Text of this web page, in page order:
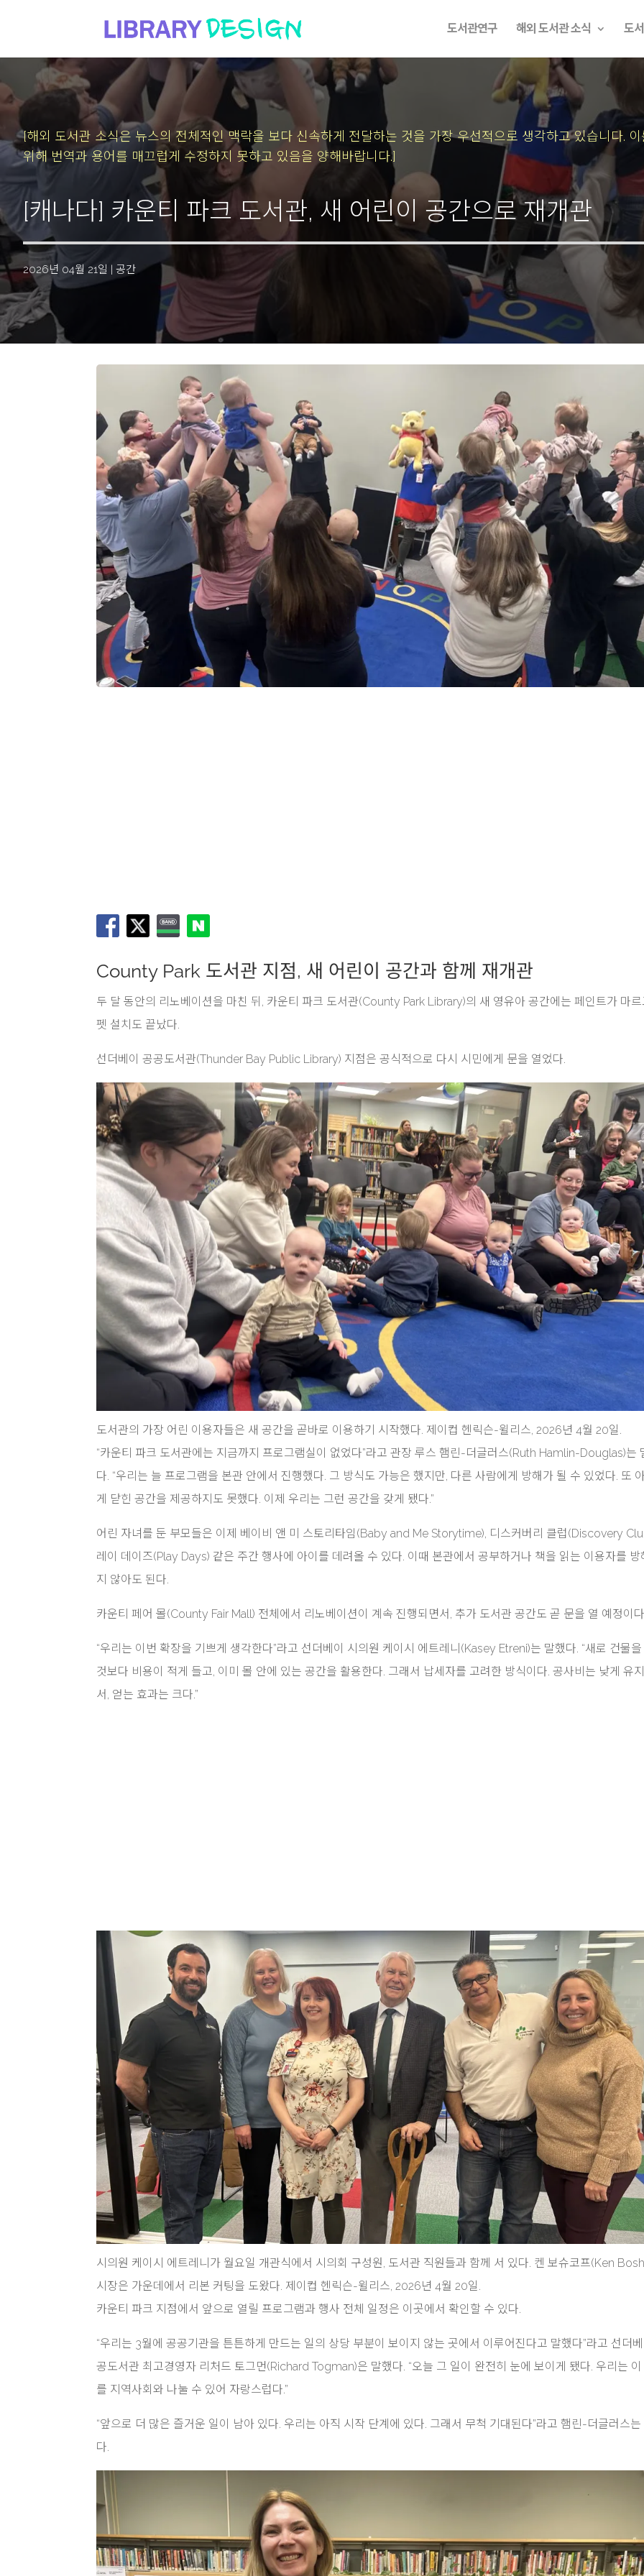
도서관연구 해외 도서관 소식 도
[해외 도서관 소식은 뉴스의 전체적인 맥락을 보다 신속하게 전달하는 것을 가장 우선적으로 생각하고 있습니다.
위해 번역과 용어를 매끄럽게 수정하지 못하고 있음을 양해바랍니다.]
[캐나다] 카운티 파크 도서관, 새 어린이 공간으로 재개관
2026년 04월 21일 | 공간
County Park 도서관 지점, 새 어린이 공간과 함께 재개관
두 달 동안의 리노베이션을 마친 뒤, 카운티 파크 도서관(County Park Library)의 새 영유아 공간에는 페인트가 마
펫 설치도 끝났다.
선더베이 공공도서관(Thunder Bay Public Library) 지점은 공식적으로 다시 시민에게 문을 열었다.
도서관의 가장 어린 이용자들은 새 공간을 곧바로 이용하기 시작했다. 제이컵 헨릭슨-윌리스, 2026년 4월 20일.
“카운티 파크 도서관에는 지금까지 프로그램실이 없었다”라고 관장 루스 햄린-더글러스(Ruth Hamlin-Douglas)는
다. “우리는 늘 프로그램을 본관 안에서 진행했다. 그 방식도 가능은 했지만, 다른 사람에게 방해가 될 수 있었다. 또
게 닫힌 공간을 제공하지도 못했다. 이제 우리는 그런 공간을 갖게 됐다.”
어린 자녀를 둔 부모들은 이제 베이비 앤 미 스토리타임(Baby and Me Storytime), 디스커버리 클럽(Discovery
레이 데이즈(Play Days) 같은 주간 행사에 아이를 데려올 수 있다. 이때 본관에서 공부하거나 책을 읽는 이용자를 방
지 않아도 된다.
카운티 페어 몰(County Fair Mall) 전체에서 리노베이션이 계속 진행되면서, 추가 도서관 공간도 곧 문을 열 예정이
“우리는 이번 확장을 기쁘게 생각한다”라고 선더베이 시의원 케이시 에트레니(Kasey Etreni)는 말했다. “새로 건물
것보다 비용이 적게 들고, 이미 몰 안에 있는 공간을 활용한다. 그래서 납세자를 고려한 방식이다. 공사비는 낮게 유
서, 얻는 효과는 크다.”
시의원 케이시 에트레니가 월요일 개관식에서 시의회 구성원, 도서관 직원들과 함께 서 있다. 켄 보슈코프(Ken
시장은 가운데에서 리본 커팅을 도왔다. 제이컵 헨릭슨-윌리스, 2026년 4월 20일.
카운티 파크 지점에서 앞으로 열릴 프로그램과 행사 전체 일정은 이곳에서 확인할 수 있다.
“우리는 3월에 공공기관을 튼튼하게 만드는 일의 상당 부분이 보이지 않는 곳에서 이루어진다고 말했다”라고 선더
공도서관 최고경영자 리처드 토그먼(Richard Togman)은 말했다. “오늘 그 일이 완전히 눈에 보이게 됐다. 우리는
를 지역사회와 나눌 수 있어 자랑스럽다.”
“앞으로 더 많은 즐거운 일이 남아 있다. 우리는 아직 시작 단계에 있다. 그래서 무척 기대된다”라고 햄린-더글러스
다.